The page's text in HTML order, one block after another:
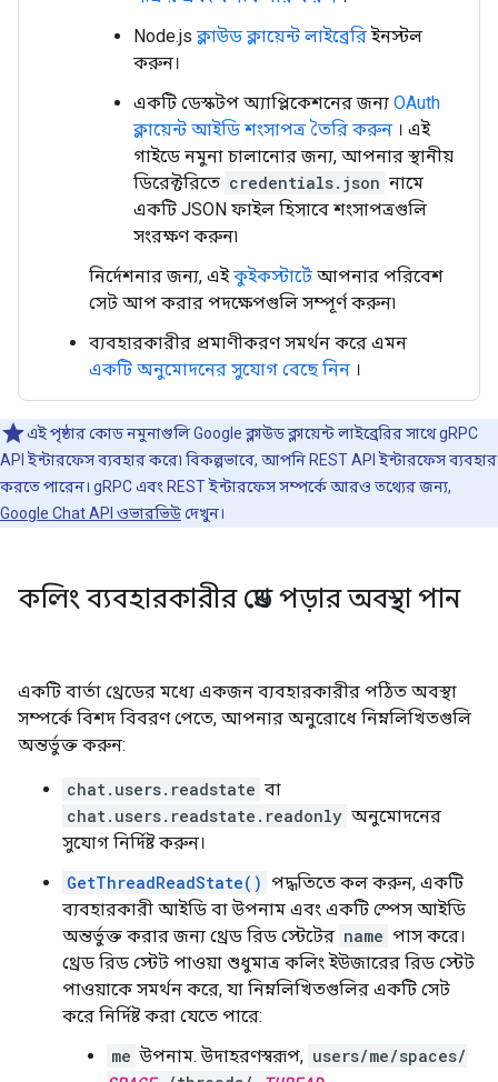
Node.jsক্লাউড ক্লায়েন্ট লাইব্রেরিইনস্টল
করুন।
একটি ডেস্কটপ অ্যাপ্লিকেশনের জন্য OAuth
ক্লায়েন্ট আইডি শংসাপত্র তৈরি করুন । এই
গাইডে নমুনা চালানোর জন্য, আপনার স্থানীয়
ডিরেক্টরিতে credentials.json নামে
একটি JSON ফাইল হিসাবে শংসাপত্রগুলি
সংরক্ষণ করুন৷
নির্দেশনার জন্য, এইকুইকস্টার্টে আপনার পরিবেশ
সেট আপ করার পদক্ষেপগুলি সম্পূর্ণ করুন৷
ব্যবহারকারীর প্রমাণীকরণ সমর্থন করে এমন
একটি অনুমোদনের সুযোগ বেছে নিন ।
এই পৃষ্ঠার কোড নমুনাগুলি Google ক্লাউড ক্লায়েন্ট লাইব্রেরির সাথে gRPC
API ইন্টারফেস ব্যবহার করে৷ বিকল্পভাবে, আপনি REST API ইন্টারফেস ব্যবহার
করতে পারেন। gRPC এবং REST ইন্টারফেস সম্পর্কে আরও তথ্যের জন্য,
Google Chat API ওভারভিউদেখুন।
কলিং ব্যবহারকারীর থ্রেড পড়ার অবস্থা পান
একটি বার্তা থ্রেডের মধ্যে একজন ব্যবহারকারীর পঠিত অবস্থা
সম্পর্কে বিশদ বিবরণ পেতে, আপনার অনুরোধে নিম্নলিখিতগুলি
অন্তর্ভুক্ত করুন:
chat.users.readstate বা
chat.users.readstate.readonly অনুমোদনের
সুযোগ নির্দিষ্ট করুন।
GetThreadReadState() পদ্ধতিতে কল করুন, একটি
ব্যবহারকারী আইডি বা উপনাম এবং একটি স্পেস আইডি
অন্তর্ভুক্ত করার জন্য থ্রেড রিড স্টেটের name পাস করে।
থ্রেড রিড স্টেট পাওয়া শুধুমাত্র কলিং ইউজারের রিড স্টেট
পাওয়াকে সমর্থন করে, যা নিম্নলিখিতগুলির একটি সেট
করে নির্দিষ্ট করা যেতে পারে:
me উপনাম. উদাহরণস্বরূপ, users/me/spaces/